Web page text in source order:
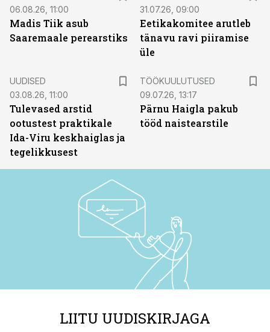
06.08.26, 11:00
Madis Tiik asub
Saaremaale perearstiks
31.07.26, 09:00
Eetikakomitee arutleb
tänavu ravi piiramise
üle
UUDISED
03.08.26, 11:00
Tulevased arstid
ootustest praktikale
Ida-Viru keskhaiglas ja
tegelikkusest
TÖÖKUULUTUSED
09.07.26, 13:17
Pärnu Haigla pakub
tööd naistearstile
LIITU UUDISKIRJAGA